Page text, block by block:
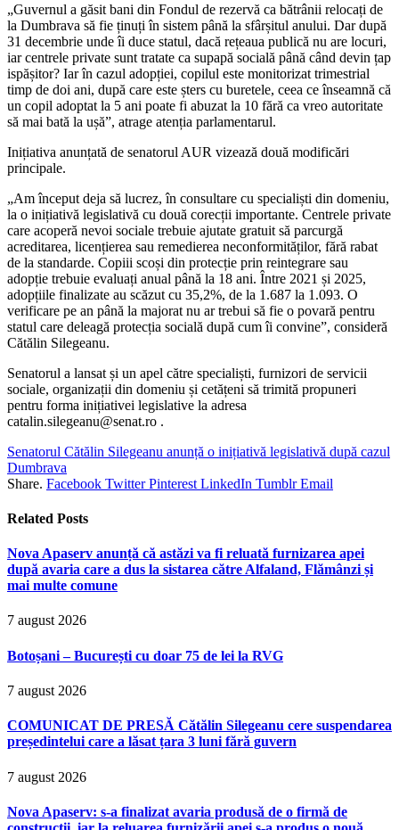
„Guvernul a găsit bani din Fondul de rezervă ca bătrânii relocați de
la Dumbrava să fie ținuți în sistem până la sfârșitul anului. Dar după
31 decembrie unde îi duce statul, dacă rețeaua publică nu are locuri,
iar centrele private sunt tratate ca supapă socială până când devin țap
ispășitor? Iar în cazul adopției, copilul este monitorizat trimestrial
timp de doi ani, după care este șters cu buretele, ceea ce înseamnă că
un copil adoptat la 5 ani poate fi abuzat la 10 fără ca vreo autoritate
să mai bată la ușă”, atrage atenția parlamentarul.
Inițiativa anunțată de senatorul AUR vizează două modificări
principale.
„Am început deja să lucrez, în consultare cu specialiști din domeniu,
la o inițiativă legislativă cu două corecții importante. Centrele private
care acoperă nevoi sociale trebuie ajutate gratuit să parcurgă
acreditarea, licențierea sau remedierea neconformităților, fără rabat
de la standarde. Copiii scoși din protecție prin reintegrare sau
adopție trebuie evaluați anual până la 18 ani. Între 2021 și 2025,
adopțiile finalizate au scăzut cu 35,2%, de la 1.687 la 1.093. O
verificare pe an până la majorat nu ar trebui să fie o povară pentru
statul care deleagă protecția socială după cum îi convine”, consideră
Cătălin Silegeanu.
Senatorul a lansat și un apel către specialiști, furnizori de servicii
sociale, organizații din domeniu și cetățeni să trimită propuneri
pentru forma inițiativei legislative la adresa
catalin.silegeanu@senat.ro .
Senatorul Cătălin Silegeanu anunță o inițiativă legislativă după cazul
Dumbrava
Share. Facebook Twitter Pinterest LinkedIn Tumblr Email
Related Posts
Nova Apaserv anunță că astăzi va fi reluată furnizarea apei
după avaria care a dus la sistarea către Alfaland, Flămânzi și
mai multe comune
7 august 2026
Botoșani – București cu doar 75 de lei la RVG
7 august 2026
COMUNICAT DE PRESĂ Cătălin Silegeanu cere suspendarea
președintelui care a lăsat țara 3 luni fără guvern
7 august 2026
Nova Apaserv: s-a finalizat avaria produsă de o firmă de